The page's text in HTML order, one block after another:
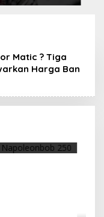
Matic ? Tiga
Harga Ban